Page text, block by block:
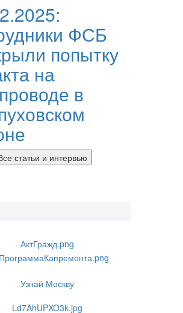
ФСБ
попытку
на
в
статьи и интервью